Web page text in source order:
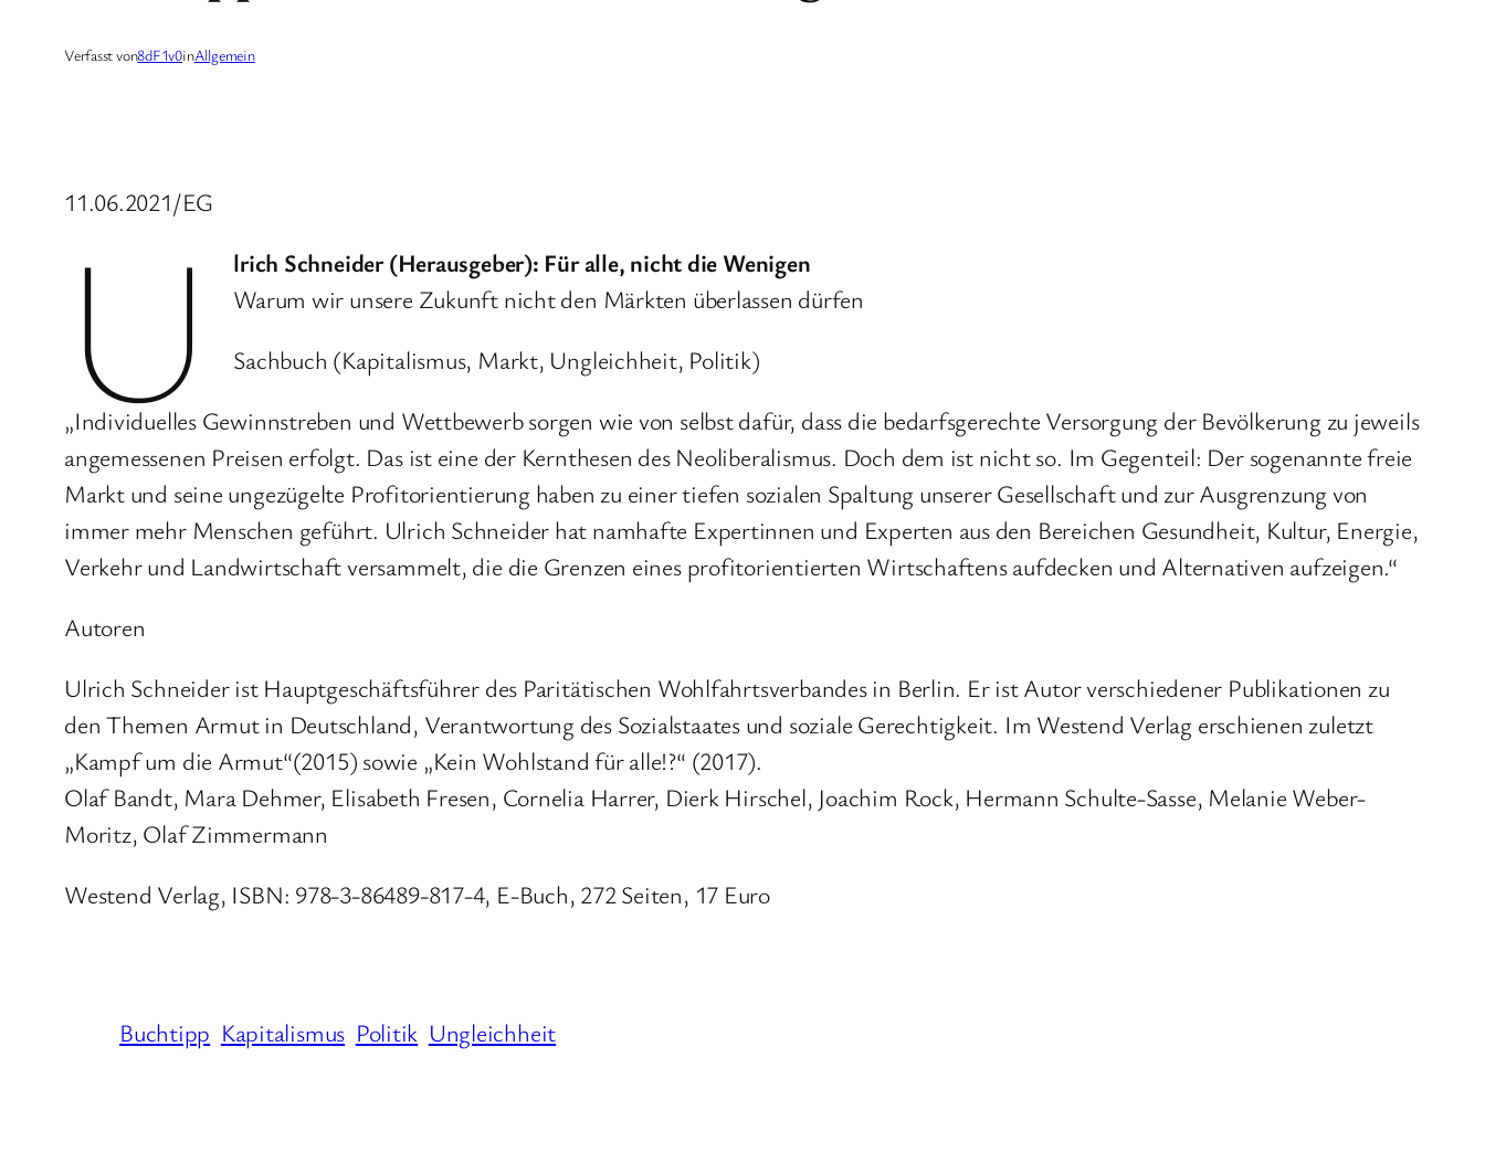
Verfasst von8dF1v0inAllgemein
11.06.2021/EG
U
lrich Schneider (Herausgeber): Für alle, nicht die Wenigen
Warum wir unsere Zukunft nicht den Märkten überlassen dürfen
Sachbuch (Kapitalismus, Markt, Ungleichheit, Politik)
„Individuelles Gewinnstreben und Wettbewerb sorgen wie von selbst dafür, dass die bedarfsgerechte Versorgung der Bevölkerung zu jeweils
angemessenen Preisen erfolgt. Das ist eine der Kernthesen des Neoliberalismus. Doch dem ist nicht so. Im Gegenteil: Der sogenannte freie
Markt und seine ungezügelte Profitorientierung haben zu einer tiefen sozialen Spaltung unserer Gesellschaft und zur Ausgrenzung von
immer mehr Menschen geführt. Ulrich Schneider hat namhafte Expertinnen und Experten aus den Bereichen Gesundheit, Kultur, Energie,
Verkehr und Landwirtschaft versammelt, die die Grenzen eines profitorientierten Wirtschaftens aufdecken und Alternativen aufzeigen.“
Autoren
Ulrich Schneider ist Hauptgeschäftsführer des Paritätischen Wohlfahrtsverbandes in Berlin. Er ist Autor verschiedener Publikationen zu
den Themen Armut in Deutschland, Verantwortung des Sozialstaates und soziale Gerechtigkeit. Im Westend Verlag erschienen zuletzt
„Kampf um die Armut“(2015) sowie „Kein Wohlstand für alle!?“ (2017).
Olaf Bandt, Mara Dehmer, Elisabeth Fresen, Cornelia Harrer, Dierk Hirschel, Joachim Rock, Hermann Schulte-Sasse, Melanie Weber-
Moritz, Olaf Zimmermann
Westend Verlag, ISBN: 978-3-86489-817-4, E-Buch, 272 Seiten, 17 Euro
Buchtipp Kapitalismus Politik Ungleichheit